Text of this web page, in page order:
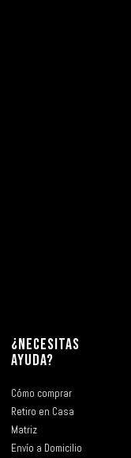
¿NECESITAS
AYUDA?
Cómo comprar
Retiro en Casa
Matriz
Envío a Domicilio